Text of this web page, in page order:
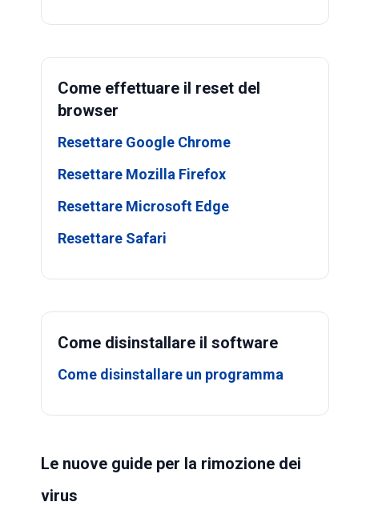
Come effettuare il reset del
browser
Resettare Google Chrome
Resettare Mozilla Firefox
Resettare Microsoft Edge
Resettare Safari
Come disinstallare il software
Come disinstallare un programma
Le nuove guide per la rimozione dei
virus